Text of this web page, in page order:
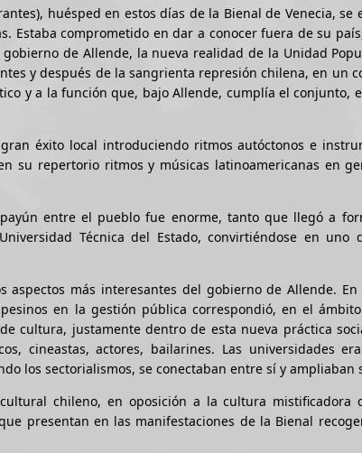
huésped en estos días de la Bienal de Venecia, se
Estaba comprometido en dar a conocer fuera de su
de Allende, la nueva realidad de la Unidad
y después de la sangrienta represión chilena, en un
y a la función que, bajo Allende, cumplía el conjunto,
éxito local introduciendo ritmos autóctonos e
su repertorio ritmos y músicas latinoamericanas en
entre el pueblo fue enorme, tanto que llegó a
Técnica del Estado, convirtiéndose en uno
más interesantes del gobierno de Allende.
en la gestión pública correspondió, en el
cultura, justamente dentro de esta nueva práctica
cineastas, actores, bailarines. Las universidades
los sectorialismos, se conectaban entre sí y ampliaban
chileno, en oposición a la cultura mistificadora
presentan en las manifestaciones de la Bienal